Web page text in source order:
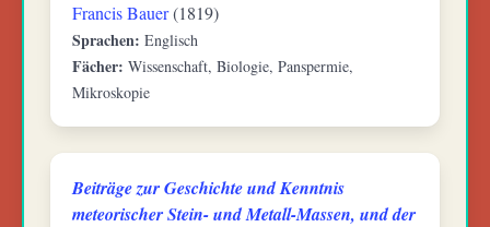
Francis Bauer(1819)
Sprachen: Englisch
Fächer: Wissenschaft, Biologie, Panspermie,
Mikroskopie
Beiträge zur Geschichte und Kenntnis
meteorischer Stein- und Metall-Massen, und der